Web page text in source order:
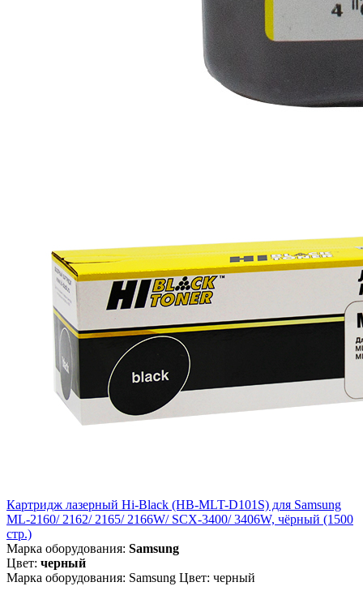
Картридж лазерный Hi-Black (HB-MLT-D101S) для Samsung
ML-2160/ 2162/ 2165/ 2166W/ SCX-3400/ 3406W, чёрный (1500
стр.)
Марка оборудования: Samsung
Цвет: черный
Марка оборудования: Samsung Цвет: черный